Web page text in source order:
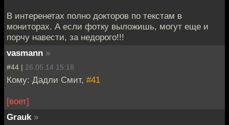
В интеренетах полно докторов по текстам в
мониторах. А если фотку выложишь, могут еще и
порчу навести, за недорого!!!
vasmann »
#44 | 26.05.14 15:18
Кому: Дадли Смит, #41
[воет]
Grauk »